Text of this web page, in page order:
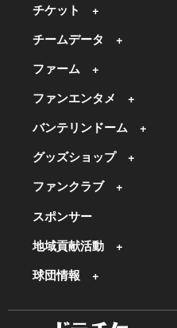
チケット
チームデータ
ファーム
ファンエンタメ
バンテリンドーム
グッズショップ
ファンクラブ
スポンサー
地域貢献活動
球団情報